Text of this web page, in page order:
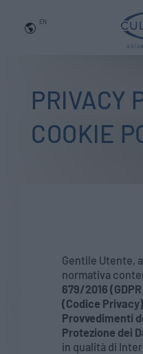
EN
APPLICATIONS
NEWS
PRIVACY
COOKIE
Gentile Utente,
normativa
679/2016
(Codice Privacy)
Provvedimenti
Protezione dei
in qualità di